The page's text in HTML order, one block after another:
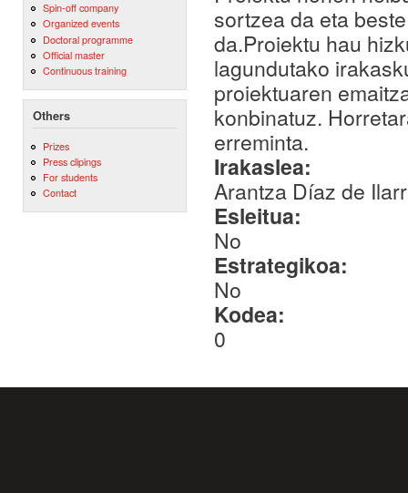
Spin-off company
Organized events
Doctoral programme
Official master
Continuous training
Others
Prizes
Press clipings
For students
Contact
sortzea da eta
da.Proiektu hau
lagundutako
proiektuaren
konbinatuz.
erreminta.
Irakaslea:
Arantza Díaz de
Esleitua:
No
Estrategikoa:
No
Kodea:
0